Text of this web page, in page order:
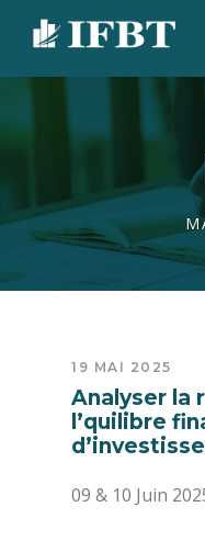
19 MAI 2025
Analyser la
l’quilibre
09 & 10 Juin